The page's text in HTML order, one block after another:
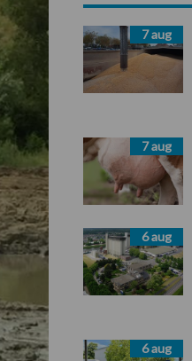
Sidebar7 aug
7 aug
6 aug
6 aug